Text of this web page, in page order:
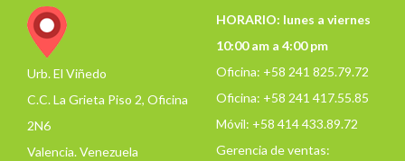
Urb. El Viñedo
C.C. La Grieta Piso 2, Oficina
2N6
Valencia. Venezuela
HORARIO: lunes a viernes
10:00 am a 4:00 pm
Oficina: +58 241 825.79.72
Oficina: +58 241 417.55.85
Móvil: +58 414 433.89.72
Gerencia de ventas: